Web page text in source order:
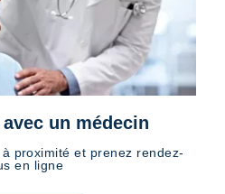
un médecin
proximité et prenez rendez-
en ligne